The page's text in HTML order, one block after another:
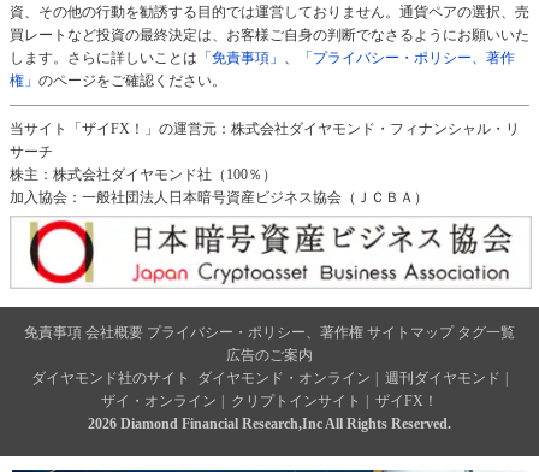
資、その他の行動を勧誘する目的では運営しておりません。通貨ペアの選択、売
買レートなど投資の最終決定は、お客様ご自身の判断でなさるようにお願いいた
します。さらに詳しいことは 「免責事項」 、
「プライバシー・ポリシー、著作
権」 のページをご確認ください。
当サイト「ザイFX！」の運営元：株式会社ダイヤモンド・フィナンシャル・リ
サーチ
株主：株式会社ダイヤモンド社（100％）
加入協会：一般社団法人日本暗号資産ビジネス協会（ＪＣＢＡ）
免責事項 会社概要 プライバシー・ポリシー、著作権 サイトマップ タグ一覧
広告のご案内
ダイヤモンド社のサイト
ダイヤモンド・オンライン 週刊ダイヤモンド
ザイ・オンライン
クリプトインサイト
ザイFX！
2026 Diamond Financial Research,Inc All Rights Reserved.